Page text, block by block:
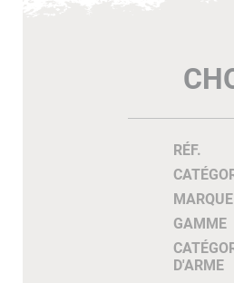
RÉF.
MARQUE
GAMME
D'ARME